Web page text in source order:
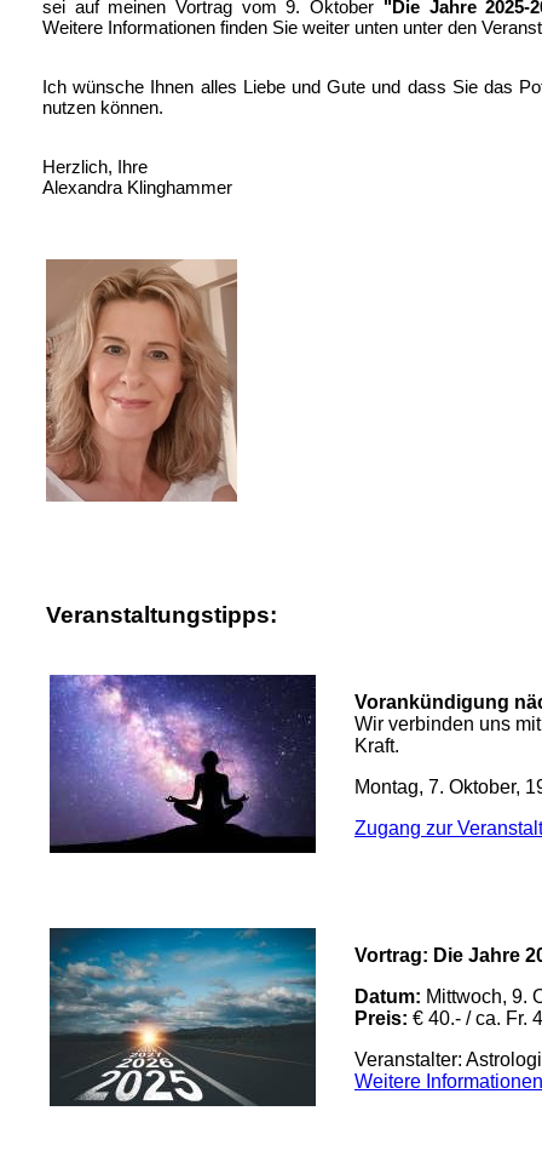
sei auf meinen Vortrag vom 9. Oktober "Die Jahre 2025-
Weitere Informationen finden Sie weiter unten unter den
Ich wünsche Ihnen alles Liebe und Gute und dass Sie das
nutzen können.
Herzlich, Ihre
Alexandra Klinghammer
Veranstaltungstipps:
Vorankündigung
Wir verbinden uns
Kraft.
Montag, 7. Oktober,
Zugang zur
Vortrag: Die Jahre
Datum: Mittwoch, 9.
Preis: € 40.- / ca. Fr.
Veranstalter:
Weitere